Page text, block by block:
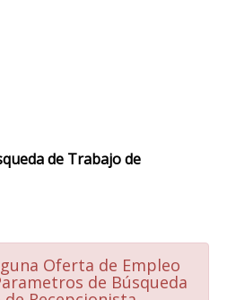
de Trabajo de
Oferta de Empleo
de Búsqueda